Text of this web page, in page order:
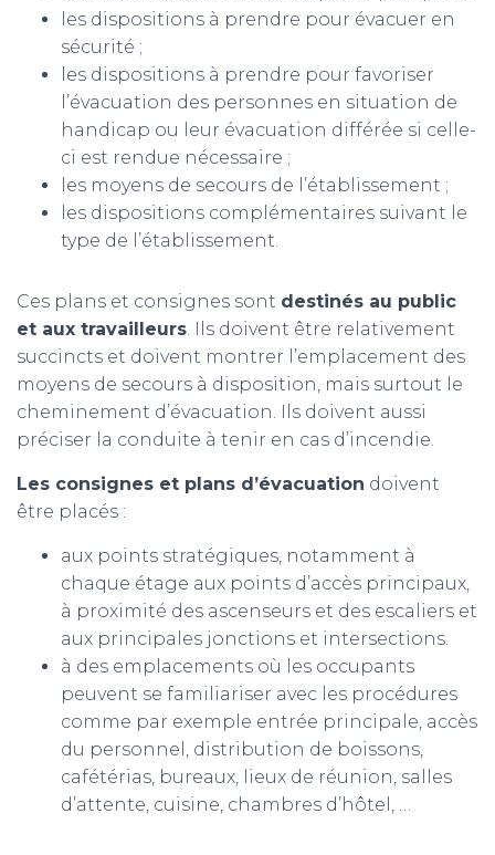
les dispositions à prendre pour évacuer en
sécurité ;
les dispositions à prendre pour favoriser
l’évacuation des personnes en situation de
handicap ou leur évacuation différée si celle-
ci est rendue nécessaire ;
les moyens de secours de l’établissement ;
les dispositions complémentaires suivant le
type de l’établissement.
Ces plans et consignes sont destinés au public
et aux travailleurs . Ils doivent être relativement
succincts et doivent montrer l’emplacement des
moyens de secours à disposition, mais surtout le
cheminement d’évacuation. Ils doivent aussi
préciser la conduite à tenir en cas d’incendie.
Les consignes et plans d’évacuation doivent
être placés :
aux points stratégiques, notamment à
chaque étage aux points d’accès principaux,
à proximité des ascenseurs et des escaliers et
aux principales jonctions et intersections.
à des emplacements où les occupants
peuvent se familiariser avec les procédures
comme par exemple entrée principale, accès
du personnel, distribution de boissons,
cafétérias, bureaux, lieux de réunion, salles
d’attente, cuisine, chambres d’hôtel, …